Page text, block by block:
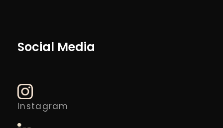
Social Media
Instagram